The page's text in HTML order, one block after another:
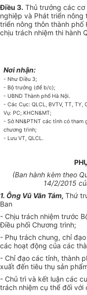
Điều 3. Thủ trưởng các cơ
nghiệp và Phát triển nông
triển nông thôn thành phố
chịu trách nhiệm thi hành
Nơi nhận:
- Như Điều 3;
- Bộ trưởng (để b/c);
- UBND Thành phố Hà Nội.
- Các Cục: QLCL, BVTV, TT, TY,
Vụ: PC; KHCN&MT;
- Sở NN&PTNT các tỉnh có tham
chươngtrình;
- Lưu VT, QLCL.
(Ban hành kèm theo
14/2/2015
1. Ông Vũ Văn Tám, Thứ
Ban
- Chịu trách nhiệm trước
Điều phối Chương trình;
- Phụ trách chung, chỉ
các hoạt động của các
- Chỉ đạo các tỉnh, thành
xuất đến tiêu thụ sản phẩ
- Chủ trì và kết luận các
trách nhiệm cụ thể đối với